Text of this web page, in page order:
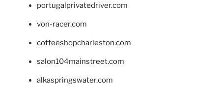
portugalprivatedriver.com
von-racer.com
coffeeshopcharleston.com
salon104mainstreet.com
alkaspringswater.com